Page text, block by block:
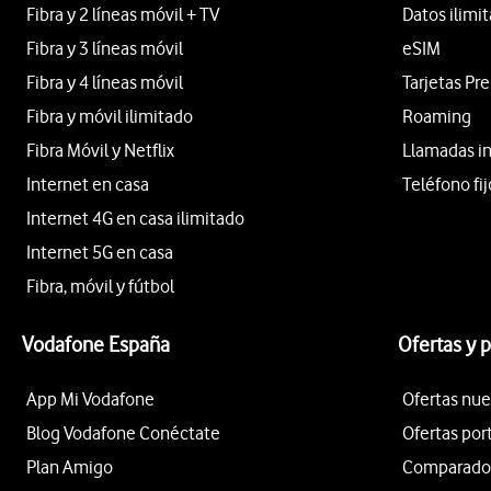
Fibra y 2 líneas móvil + TV
Fibra y 3 líneas móvil
Fibra y 4 líneas móvil
Fibra y móvil ilimitado
Fibra Móvil y Netflix
Internet en casa
Internet 4G en casa ilimitado
Internet 5G en casa
Fibra, móvil y fútbol
Datos
eSIM
Tarjetas
Roaming
Llamadas
Teléfono
Vodafone España
App Mi Vodafone
Blog Vodafone Conéctate
Plan Amigo
Ofertas y
Ofertas
Ofertas